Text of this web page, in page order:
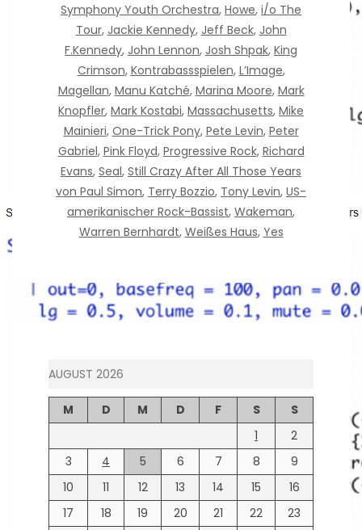
Symphony Youth Orchestra, Howe, i/o The
Tour, Jackie Kennedy, Jeff Beck, John
F.Kennedy, John Lennon, Josh Shpak, King
Crimson, Kontrabassspielen, L’Image,
Magellan, Manu Katché, Marina Moore, Mark
Knopfler, Mark Kostabi, Massachusetts, Mike
Mainieri, One-Trick Pony, Pete Levin, Peter
Gabriel, Pink Floyd, Progressive Rock, Richard
Evans, Seal, Still Crazy After All Those Years
von Paul Simon, Terry Bozzio, Tony Levin, US-
amerikanischer Rock-Bassist, Wakeman,
Warren Bernhardt, Weißes Haus, Yes
AUGUST 2026
M D M D F S
S
1
2
3
4 5 6 7 8
9
10
11 12 13 14 15
16
17
18 19 20 21 22 23